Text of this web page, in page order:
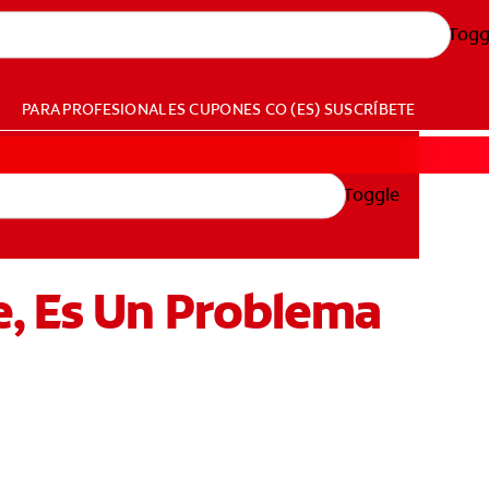
PARA PROFESIONALESCUPONES CO (ES) SUSCRÍBETE
Toggle
Es Un Problema